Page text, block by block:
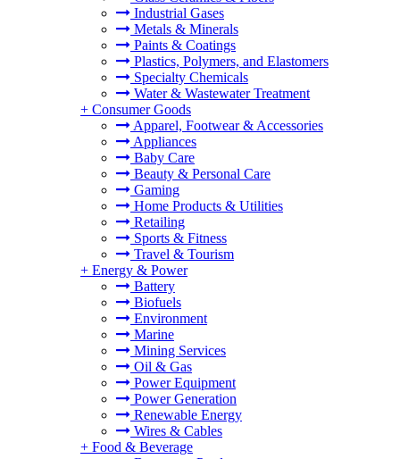
Industrial Gases
Metals & Minerals
Paints & Coatings
Plastics, Polymers, and Elastomers
Specialty Chemicals
Water & Wastewater Treatment
+ Consumer Goods
Apparel, Footwear & Accessories
Appliances
Baby Care
Beauty & Personal Care
Gaming
Home Products & Utilities
Retailing
Sports & Fitness
Travel & Tourism
+ Energy & Power
Battery
Biofuels
Environment
Marine
Mining Services
Oil & Gas
Power Equipment
Power Generation
Renewable Energy
Wires & Cables
+ Food & Beverage